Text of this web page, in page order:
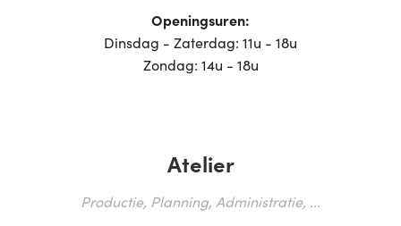
Openingsuren:
Dinsdag - Zaterdag: 11u - 18u
Zondag: 14u - 18u
Atelier
Productie, Planning, Administratie, ...